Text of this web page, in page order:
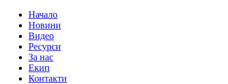
Jump to navigation
Основно меню
Начало
Новини
Видео
Ресурси
За нас
Екип
Контакти